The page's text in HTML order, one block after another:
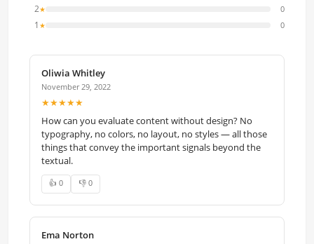
2★ 0
1 ★ 0
Oliwia Whitley
November 29, 2022
★★★★★
How can you evaluate content without design? No
typography, no colors, no layout, no styles — all those
things that convey the important signals beyond the
textual.
👍 0 👎 0
Ema Norton